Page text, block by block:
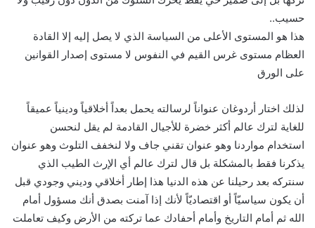
حسيب..
هذا هو المستوى الأعلى من السياسة الذي لا يصل إليه إلا القادة
العظام مستوى غرس القيم في النفوس لا مستوى إصدار القوانين
على الورق
لذلك اختار أردوغان عنواناً لرسالته يحمل بعداً أخلاقياً ودينياً عميقاً
للغاية لترك عالم أكثر خضرة للأجيال القادمة لم يقل لنحسن
استخدام مواردنا وهو عنوان تقني جاف ولا لنخفف التلوث وهو عنوان
يذكرنا فقط بالمشكلة بل قال لترك عالم أي الإرث الطيب الذي
سنتركه بعد رحيلنا عن هذه الدنيا هذا إطار أخلاقي وديني وجودي قبل
أن يكون سياسيّاً أو اقتصاديّاً لأنك إذا آمنت بصدق أنك مسؤول أمام
الله ثم أمام التاريخ وأمام أحفادك عما تركته من الأرض وكيف تعاملت